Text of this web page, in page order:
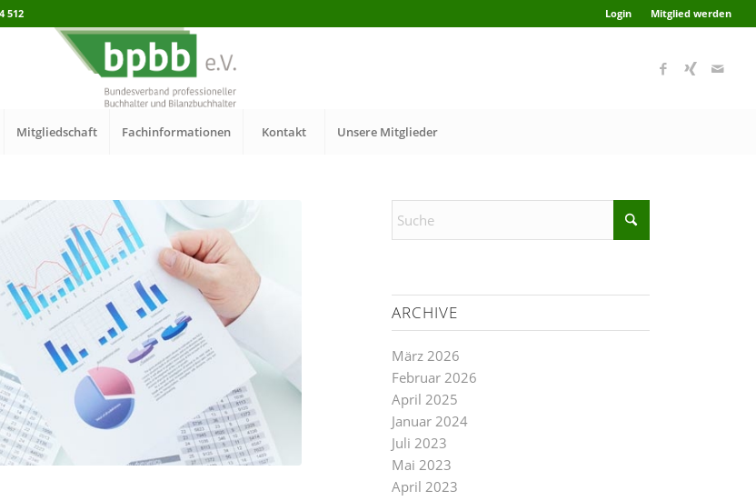
Login Mitglied werden
512
Mitgliedschaft Fachinformationen Kontakt Unsere Mitglieder
ARCHIVE
März 2026
Februar 2026
April 2025
Januar 2024
Juli 2023
Mai 2023
April 2023